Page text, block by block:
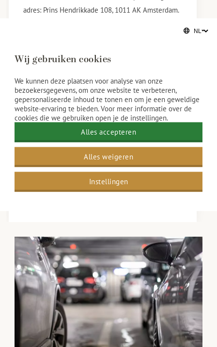
adres: Prins Hendrikkade 108, 1011 AK Amsterdam.
richting Centrum/Amsterdam-
Zuidoost/Duivendrecht. Voeg in op de S112 en blijf
de borden richting Centrum volgen.
Blijf op de S112 totdat je bij een T-splitsing komt,
en sla dan rechtsaf naar de Piet Heintunnel. Volg
de Piet Heintunnel tot het einde en ga bij de
verkeerslichten rechtdoor de Piet Heinkade op.
Neem de tweede afslag op de rotonde naar de
Prins Hendrikkade. Grand Hotel Amrâth Amsterdam
bevindt zich aan je rechterhand.
Wij gebruiken cookies
We kunnen deze plaatsen voor analyse van onze
bezoekersgegevens, om onze website te verbeteren,
gepersonaliseerde inhoud te tonen en om je een geweldige
website-ervaring te bieden. Voor meer informatie over de
cookies die we gebruiken open je de instellingen.
Alles accepteren
Alles weigeren
Instellingen